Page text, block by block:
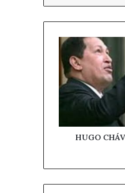
HUGO
CHÁVEZ
PARLE
DE
JACQUES
CHIRAC
HUGO